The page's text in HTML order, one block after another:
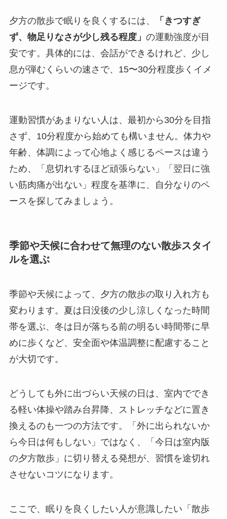
夕方の散歩で眠りを良くするには、
「きつすぎ
ず、物足りなさが少し残る程度」 の運動強度が目
安です。具体的には、会話ができるけれど、少し
息が弾むくらいの速さで、15〜30分程度歩くイメ
ージです。
運動習慣があまりない人は、最初から30分を目指
さず、10分程度から始めても構いません。体力や
年齢、体調によって心地よく感じるペースは違う
ため、「息切れするほど頑張らない」「翌日に強
い筋肉痛が出ない」程度を基準に、自分なりのペ
ースを探してみましょう。
季節や天候に合わせて無理のない散歩スタイ
ルを選ぶ
季節や天候によって、夕方の散歩の取り入れ方も
変わります。夏は日没後の少し涼しくなった時間
帯を選ぶ、冬は日が落ちる前の明るい時間帯に早
めに歩くなど、安全面や体温調整に配慮すること
が大切です。
どうしても外に出づらい天候の日は、室内ででき
る軽い体操や踏み台昇降、ストレッチなどに置き
換えるのも一つの方法です。「外に出られないか
ら今日は何もしない」ではなく、「今日は室内版
の夕方散歩」に切り替える発想が、習慣を途切れ
させないコツになります。
ここで、眠りを良くしたい人が意識したい「散歩